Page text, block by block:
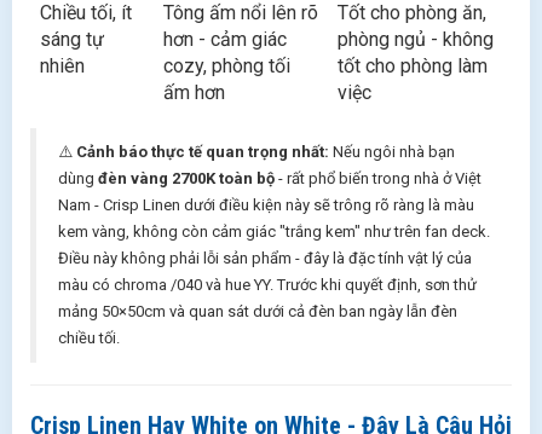
Chiều tối, ít
sáng tự
nhiên
Tông ấm nổi lên rõ
hơn - cảm giác
cozy, phòng tối
ấm hơn
Tốt cho phòng ăn,
phòng ngủ - không
tốt cho phòng làm
việc
⚠️ Cảnh báo thực tế quan trọng nhất: Nếu ngôi nhà bạn
dùng đèn vàng 2700K toàn bộ - rất phổ biến trong nhà ở Việt
Nam - Crisp Linen dưới điều kiện này sẽ trông rõ ràng là màu
kem vàng, không còn cảm giác "trắng kem" như trên fan deck.
Điều này không phải lỗi sản phẩm - đây là đặc tính vật lý của
màu có chroma /040 và hue YY. Trước khi quyết định, sơn thử
mảng 50×50cm và quan sát dưới cả đèn ban ngày lẫn đèn
chiều tối.
Crisp Linen Hay White on White - Đây Là Câu Hỏi